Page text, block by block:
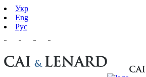
Укр
Eng
Рус